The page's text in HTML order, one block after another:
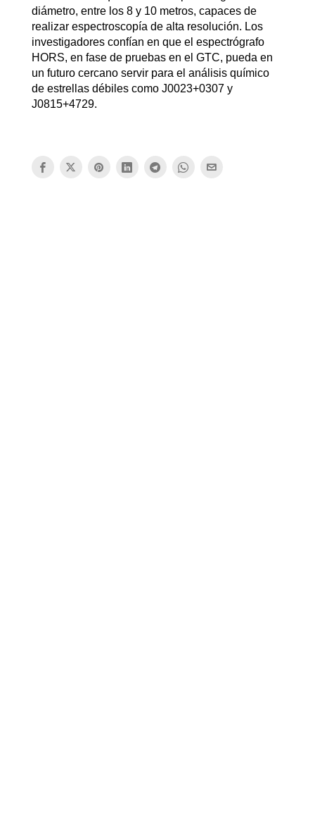
diámetro, entre los 8 y 10 metros, capaces de
realizar espectroscopía de alta resolución. Los
investigadores confían en que el espectrógrafo
HORS, en fase de pruebas en el GTC, pueda en
un futuro cercano servir para el análisis químico
de estrellas débiles como J0023+0307 y
J0815+4729.